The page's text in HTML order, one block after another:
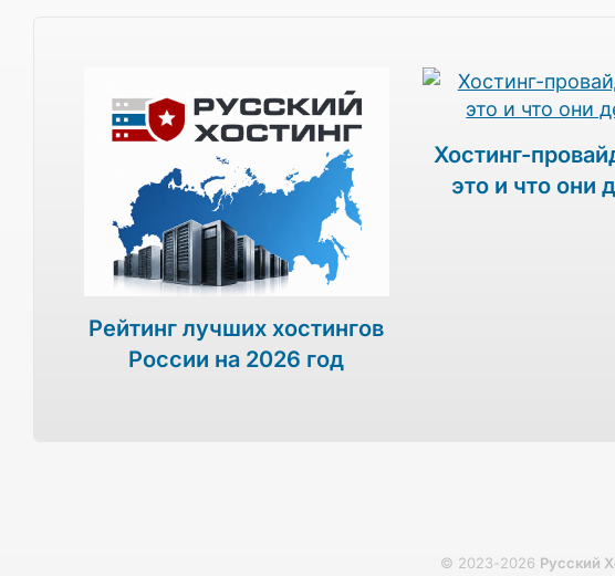
Рейтинг лучших хостингов
России на 2026 год
Хостинг-
это и что они
© 2023-2026 Русский